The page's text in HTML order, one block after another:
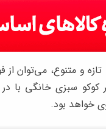
و متنوع، می‌توان از
کوکو سبزی خانگی با
خواهد بود.